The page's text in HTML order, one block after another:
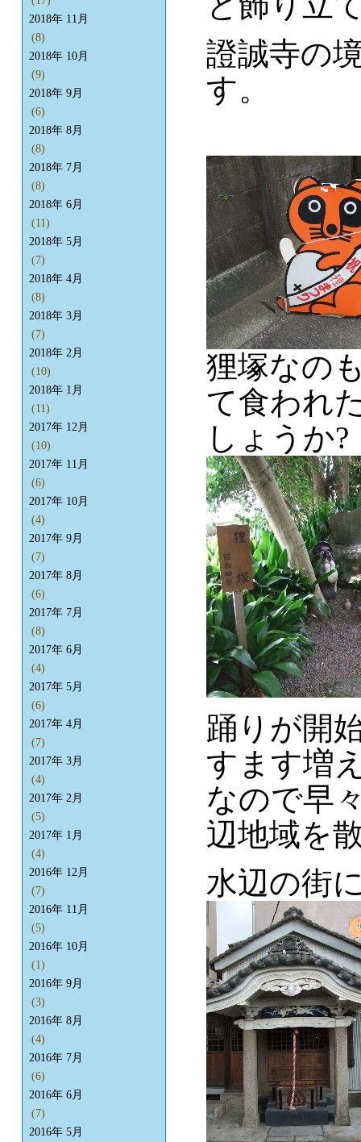
證誠寺の
す。
狸塚なの
て食われ
しょうか?
踊りが開
すます増
なので早
辺地域を
水辺の街
2018年 11月
(8)
2018年 10月
(9)
2018年 9月
(6)
2018年 8月
(8)
2018年 7月
(8)
2018年 6月
(11)
2018年 5月
(7)
2018年 4月
(8)
2018年 3月
(7)
2018年 2月
(10)
2018年 1月
(11)
2017年 12月
(10)
2017年 11月
(6)
2017年 10月
(4)
2017年 9月
(7)
2017年 8月
(6)
2017年 7月
(8)
2017年 6月
(4)
2017年 5月
(6)
2017年 4月
(7)
2017年 3月
(4)
2017年 2月
(5)
2017年 1月
(4)
2016年 12月
(7)
2016年 11月
(5)
2016年 10月
(1)
2016年 9月
(3)
2016年 8月
(4)
2016年 7月
(6)
2016年 6月
(7)
2016年 5月